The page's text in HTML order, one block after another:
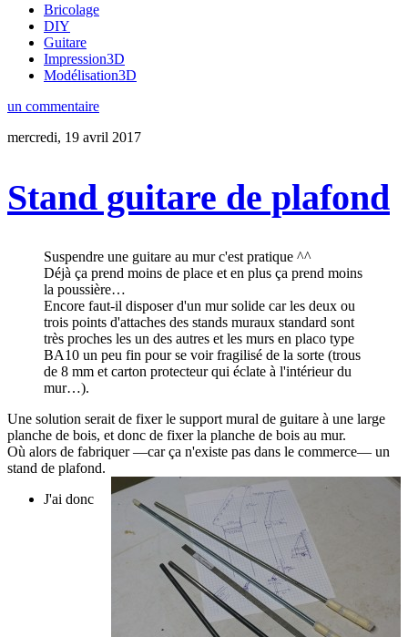
Bricolage
DIY
Guitare
Impression3D
Modélisation3D
un commentaire
mercredi, 19 avril 2017
Stand guitare de plafond
Suspendre une guitare au mur c'est pratique ^^
Déjà ça prend moins de place et en plus ça prend moins
la poussière…
Encore faut-il disposer d'un mur solide car les deux ou
trois points d'attaches des stands muraux standard sont
très proches les un des autres et les murs en placo type
BA10 un peu fin pour se voir fragilisé de la sorte (trous
de 8 mm et carton protecteur qui éclate à l'intérieur du
mur…).
Une solution serait de fixer le support mural de guitare à une large
planche de bois, et donc de fixer la planche de bois au mur.
Où alors de fabriquer —car ça n'existe pas dans le commerce— un
stand de plafond.
J'ai donc